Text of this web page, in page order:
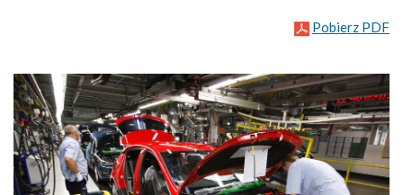
Pobierz PDF